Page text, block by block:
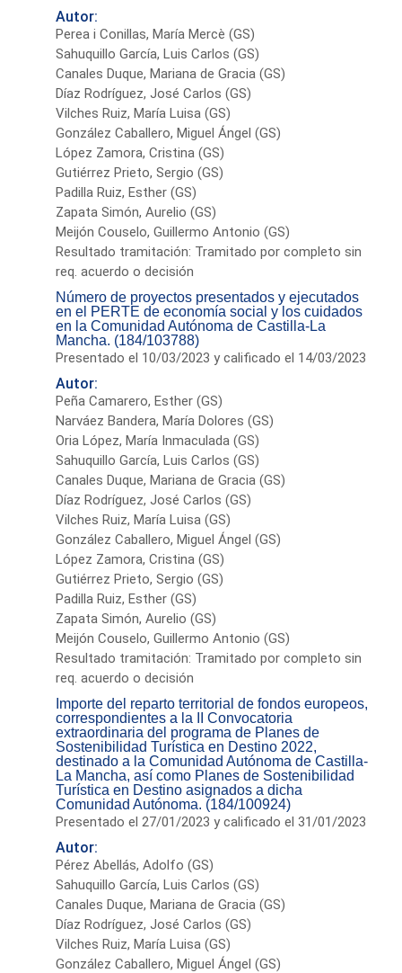
Autor:
Perea i Conillas, María Mercè (GS)
Sahuquillo García, Luis Carlos (GS)
Canales Duque, Mariana de Gracia (GS)
Díaz Rodríguez, José Carlos (GS)
Vilches Ruiz, María Luisa (GS)
González Caballero, Miguel Ángel (GS)
López Zamora, Cristina (GS)
Gutiérrez Prieto, Sergio (GS)
Padilla Ruiz, Esther (GS)
Zapata Simón, Aurelio (GS)
Meijón Couselo, Guillermo Antonio (GS)
Resultado tramitación: Tramitado por completo sin
req. acuerdo o decisión
Número de proyectos presentados y ejecutados
en el PERTE de economía social y los cuidados
en la Comunidad Autónoma de Castilla-La
Mancha. (184/103788)
Presentado el 10/03/2023 y calificado el 14/03/2023
Autor:
Peña Camarero, Esther (GS)
Narváez Bandera, María Dolores (GS)
Oria López, María Inmaculada (GS)
Sahuquillo García, Luis Carlos (GS)
Canales Duque, Mariana de Gracia (GS)
Díaz Rodríguez, José Carlos (GS)
Vilches Ruiz, María Luisa (GS)
González Caballero, Miguel Ángel (GS)
López Zamora, Cristina (GS)
Gutiérrez Prieto, Sergio (GS)
Padilla Ruiz, Esther (GS)
Zapata Simón, Aurelio (GS)
Meijón Couselo, Guillermo Antonio (GS)
Resultado tramitación: Tramitado por completo sin
req. acuerdo o decisión
Importe del reparto territorial de fondos europeos,
correspondientes a la II Convocatoria
extraordinaria del programa de Planes de
Sostenibilidad Turística en Destino 2022,
destinado a la Comunidad Autónoma de Castilla-
La Mancha, así como Planes de Sostenibilidad
Turística en Destino asignados a dicha
Comunidad Autónoma. (184/100924)
Presentado el 27/01/2023 y calificado el 31/01/2023
Autor:
Pérez Abellás, Adolfo (GS)
Sahuquillo García, Luis Carlos (GS)
Canales Duque, Mariana de Gracia (GS)
Díaz Rodríguez, José Carlos (GS)
Vilches Ruiz, María Luisa (GS)
González Caballero, Miguel Ángel (GS)